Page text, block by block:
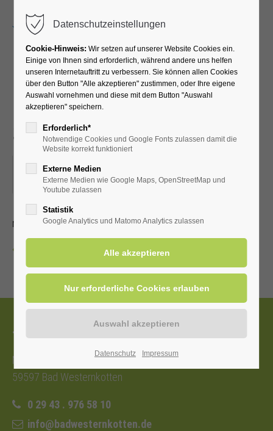
Lauftreff für
Fortgeschrittene (versch.
Streckenlängen)
06.01.2025, 07:45
ORT: VOR DER KURHALLE
mit dem LTV aktiv Bad Westernkotten
Tourist-Information
Nordstraße 2b
59597 Bad Westernkotten
0 29 43 . 976 58 10
info@badwesternkotten.de
Datenschutzeinstellungen
Cookie-Hinweis: Wir setzen auf unserer Website Cookies ein.
Einige von Ihnen sind erforderlich, während andere uns helfen
unseren Internetauftritt zu verbessern. Sie können allen Cookies
über den Button "Alle akzeptieren" zustimmen, oder Ihre eigene
Auswahl vornehmen und diese mit dem Button "Auswahl
akzeptieren" speichern.
Erforderlich*
Notwendige Cookies und Google Fonts zulassen damit die
Website korrekt funktioniert
Externe Medien
Externe Medien wie Google Maps, OpenStreetMap und
Youtube zulassen
Statistik
Google Analytics und Matomo Analytics zulassen
Datenschutz Impressum